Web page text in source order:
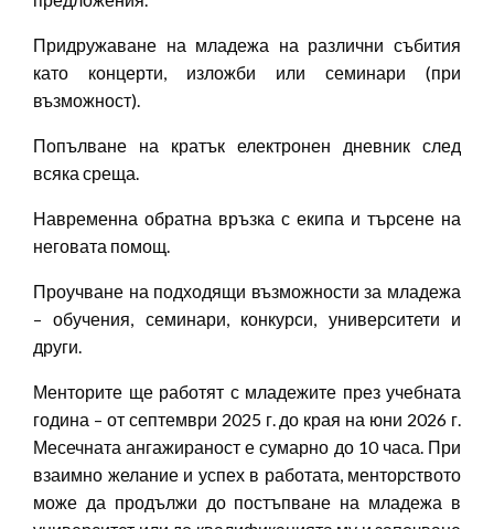
Придружаване на младежа на различни събития
като концерти, изложби или семинари (при
възможност).
Попълване на кратък електронен дневник след
всяка среща.
Навременна обратна връзка с екипа и търсене на
неговата помощ.
Проучване на подходящи възможности за младежа
– обучения, семинари, конкурси, университети и
други.
Менторите ще работят с младежите през учебната
година – от септември 2025 г. до края на юни 2026 г.
Месечната ангажираност е сумарно до 10 часа. При
взаимно желание и успех в работата, менторството
може да продължи до постъпване на младежа в